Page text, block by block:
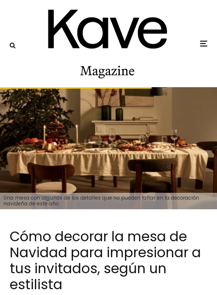
Una mesa con algunos de los detalles que no pueden faltar en la decoración
navideña de este año
Cómo decorar la mesa de
Navidad para impresionar a
tus invitados, según un
estilista